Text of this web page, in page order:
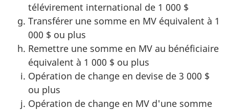
télévirement international de 1 000 $
Transférer une somme en MV équivalent à 1
000 $ ou plus
Remettre une somme en MV au bénéficiaire
équivalent à 1 000 $ ou plus
Opération de change en devise de 3 000 $
ou plus
Opération de change en MV d'une somme